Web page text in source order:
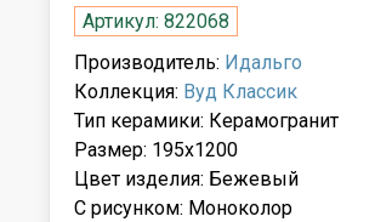
Артикул: 822068
Производитель: Идальго
Коллекция: Вуд Классик
Тип керамики: Керамогранит
Размер: 195x1200
Цвет изделия: Бежевый
С рисунком: Моноколор